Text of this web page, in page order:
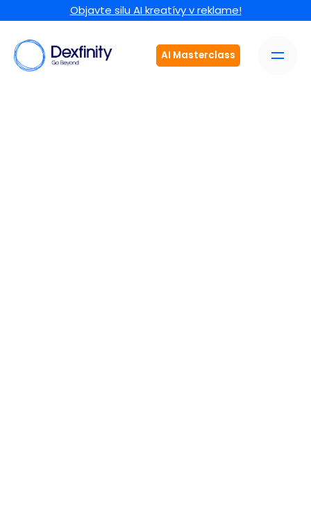
Objavte silu AI kreatívy v reklame!
AI Masterclass